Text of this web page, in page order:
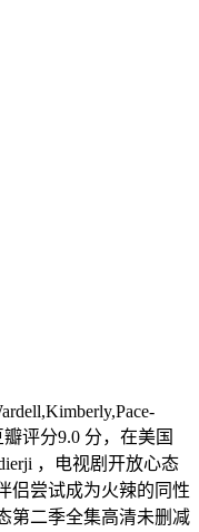
评分9.0 分，在美国
，电视剧开放心态
侣尝试成为火辣的同性
第二季全集高清未删减